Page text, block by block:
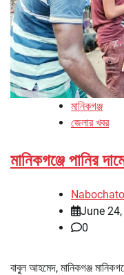
মানিকগঞ্জ
জেলার খবর
মানিকগঞ্জে পানির
June
0
বাবুল আহমেদ, মানিকগঞ্জ